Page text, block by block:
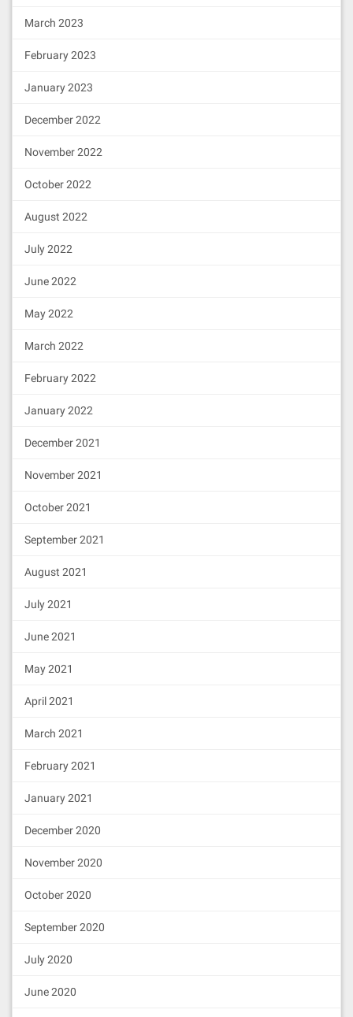
March 2023
February 2023
January 2023
December 2022
November 2022
October 2022
August 2022
July 2022
June 2022
May 2022
March 2022
February 2022
January 2022
December 2021
November 2021
October 2021
September 2021
August 2021
July 2021
June 2021
May 2021
April 2021
March 2021
February 2021
January 2021
December 2020
November 2020
October 2020
September 2020
July 2020
June 2020